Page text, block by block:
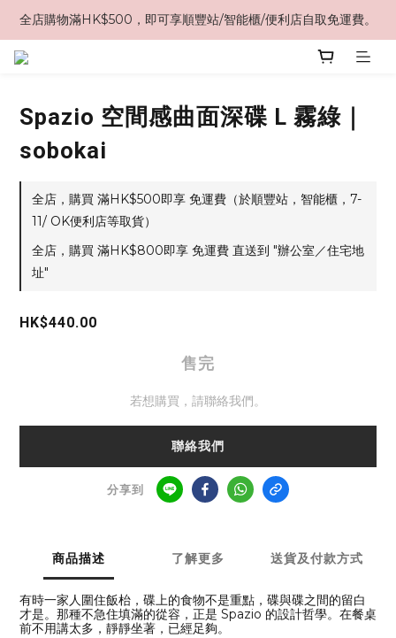
全店購物滿HK$500，即可享順豐站/智能櫃/便利店自取免運費。
Spazio 空間感曲面深碟 L 霧綠｜
sobokai
全店，購買 滿HK$500即享 免運費（於順豐站，智能櫃，7-
11/ OK便利店等取貨）
全店，購買 滿HK$800即享 免運費 直送到 "辦公室／住宅地
址"
HK$440.00
售完
若想購買，請聯絡我們。
聯絡我們
分享到
商品描述 了解更多 送貨及付款方式
有時一家人圍住飯枱，碟上的食物不是重點，碟與碟之間的留白
才是。那種不急住填滿的從容，正是 Spazio 的設計哲學。在餐桌
前不用講太多，靜靜坐著，已經足夠。